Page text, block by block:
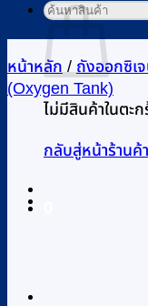
ไม่มีสินค้าในตะก
กลับสู่หน้าร้านค้า
ค้นหา:
หน้าหลัก / ถังออกซิเ
(Oxygen Tank)